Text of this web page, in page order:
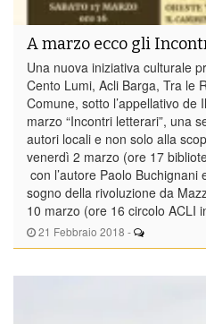
21 Febbraio 2018 -
A marzo ecco gli
Una nuova iniziativa culturale
Cento Lumi, Acli Barga, Tra le
Comune, sotto l’appellativo de
marzo “Incontri letterari”, una
autori locali e non solo alla
venerdì 2 marzo (ore 17
con l’autore Paolo Buchignani
sogno della rivoluzione da
10 marzo (ore 16 circolo ACLI